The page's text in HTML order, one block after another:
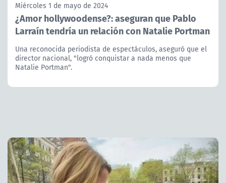
Miércoles 1 de mayo de 2024
¿Amor hollywoodense?: aseguran que Pablo
Larraín tendría un relación con Natalie Portman
Una reconocida periodista de espectáculos, aseguró que el
director nacional, "logró conquistar a nada menos que
Natalie Portman".